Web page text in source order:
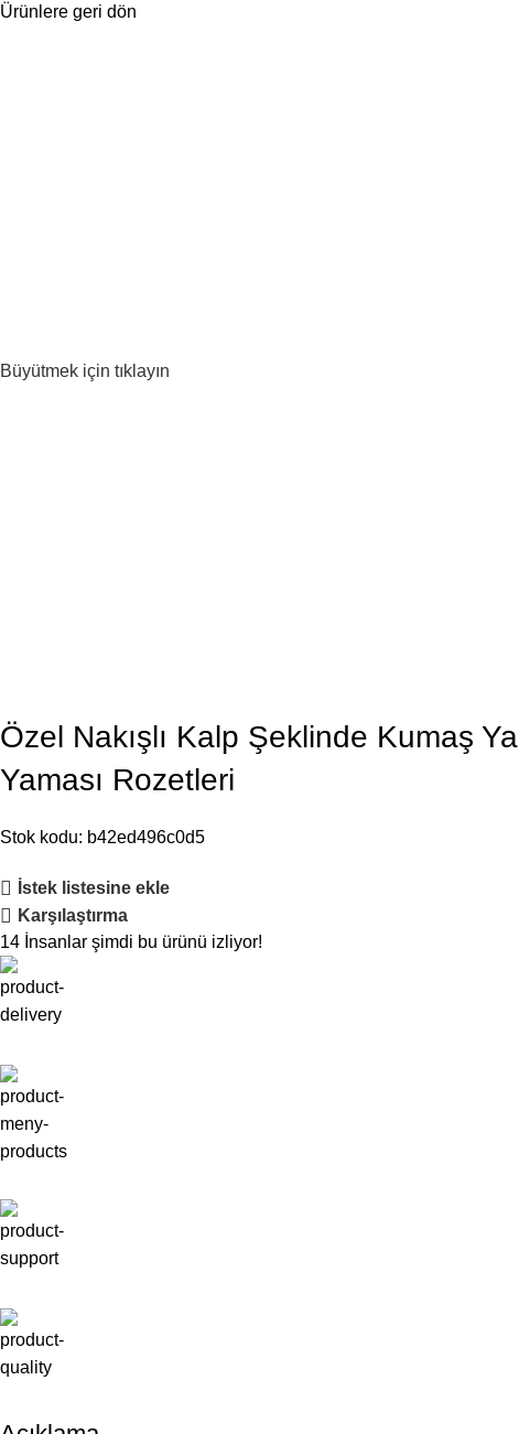
Ürünlere geri dön
Büyütmek için tıklayın
Özel Nakışlı Kalp Şeklinde Kumaş
Yaması Rozetleri
Stok kodu: b42ed496c0d5
İstek listesine ekle
Karşılaştırma
14 İnsanlar şimdi bu ürünü izliyor!